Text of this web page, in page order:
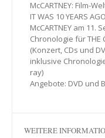
McCARTNEY: Film-
IT WAS 10 YEARS
McCARTNEY am 11.
Chronologie für THE
(Konzert, CDs und
inklusive Chronologie
ray)
Angebote: DVD und
WEITERE